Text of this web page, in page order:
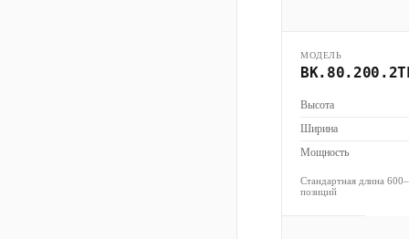
МОДЕЛЬ
Высота
Ширина
Мощность
Стандартная длина
позиций